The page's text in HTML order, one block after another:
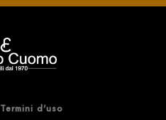
Termini d'uso